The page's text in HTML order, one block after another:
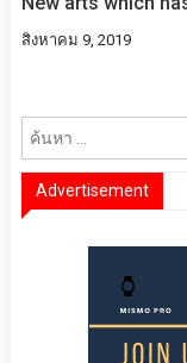
สิงหาคม 9, 2019
Advertisement